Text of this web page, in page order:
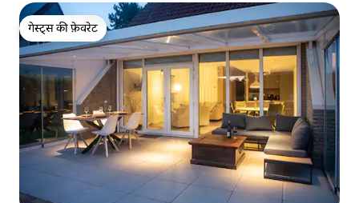
गेस्ट्स की फ़ेवरेट
गेस्ट्स की फ़ेवरेट